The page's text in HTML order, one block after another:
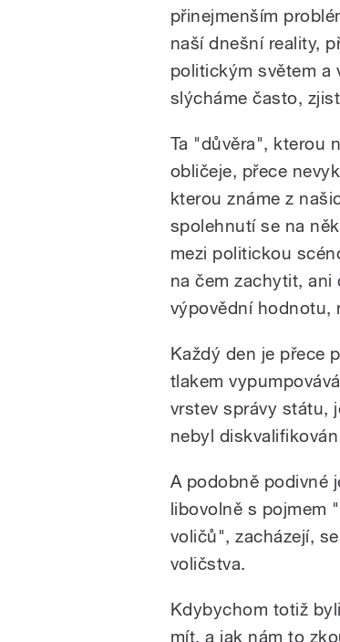
přinejmenším
naší dnešní reality,
politickým světem a
slýcháme často,
Ta "důvěra", kterou
obličeje, přece
kterou známe z
spolehnutí se na
mezi politickou
na čem zachytit, ani
výpovědní hodnotu,
Každý den je přece
tlakem
vrstev správy státu,
nebyl
A podobně podivné
libovolně s pojmem
voličů", zacházejí,
voličstva.
Kdybychom totiž
mít, a jak nám to